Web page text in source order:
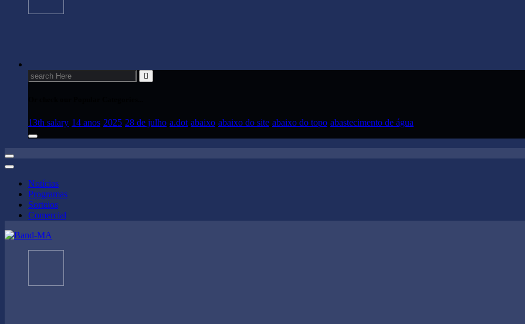
Search
for:
13th salary 14 anos 2025 28 de julho a.dot abaixo abaixo do site abaixo do topo abastecimento de água
Notícias
Programas
Sorteios
Comercial